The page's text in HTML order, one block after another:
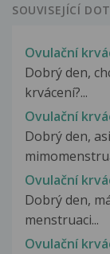
SOUVISEJÍCÍ
Ovulační
Dobrý den,
krvácení?...
Ovulační
Dobrý den,
Ovulační
Dobrý den,
menstruaci...
Ovulační